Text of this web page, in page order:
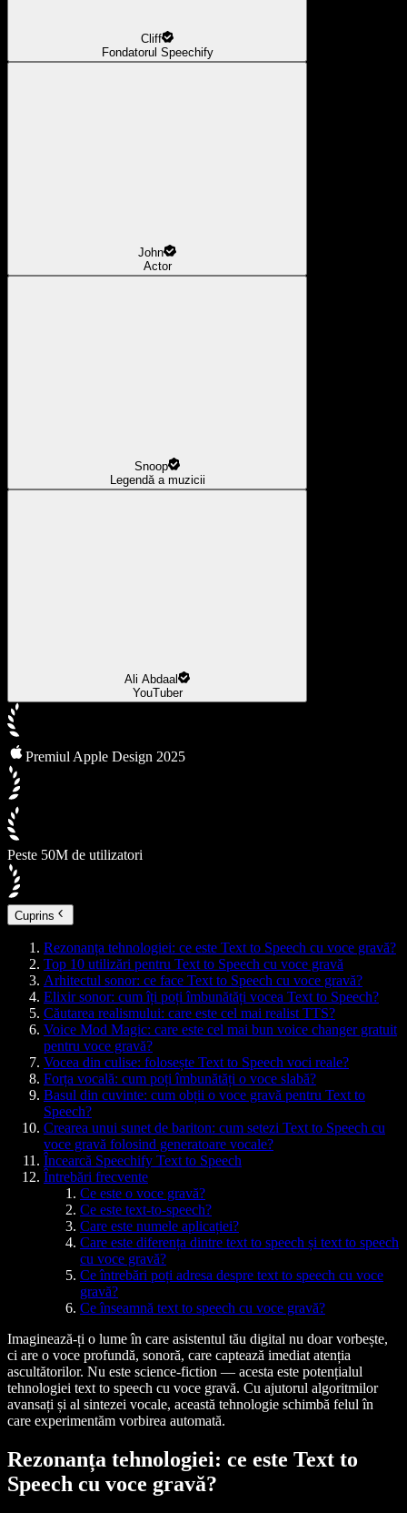
Cliff
Fondatorul Speechify
John
Actor
Snoop
Legendă a muzicii
Ali Abdaal
YouTuber
Premiul Apple Design 2025
Peste 50M de utilizatori
Cuprins
Rezonanța tehnologiei: ce este Text to Speech cu voce gravă?
Top 10 utilizări pentru Text to Speech cu voce gravă
Arhitectul sonor: ce face Text to Speech cu voce gravă?
Elixir sonor: cum îți poți îmbunătăți vocea Text to Speech?
Căutarea realismului: care este cel mai realist TTS?
Voice Mod Magic: care este cel mai bun voice changer gratuit
pentru voce gravă?
Vocea din culise: folosește Text to Speech voci reale?
Forța vocală: cum poți îmbunătăți o voce slabă?
Basul din cuvinte: cum obții o voce gravă pentru Text to
Speech?
Crearea unui sunet de bariton: cum setezi Text to Speech cu
voce gravă folosind generatoare vocale?
Încearcă Speechify Text to Speech
Întrebări frecvente
Ce este o voce gravă?
Ce este text-to-speech?
Care este numele aplicației?
Care este diferența dintre text to speech și text to speech
cu voce gravă?
Ce întrebări poți adresa despre text to speech cu voce
gravă?
Ce înseamnă text to speech cu voce gravă?
Imaginează-ți o lume în care asistentul tău digital nu doar vorbește,
ci are o voce profundă, sonoră, care captează imediat atenția
ascultătorilor. Nu este science-fiction — acesta este potențialul
tehnologiei text to speech cu voce gravă. Cu ajutorul algoritmilor
avansați și al sintezei vocale, această tehnologie schimbă felul în
care experimentăm vorbirea automată.
Rezonanța tehnologiei: ce este Text to
Speech cu voce gravă?